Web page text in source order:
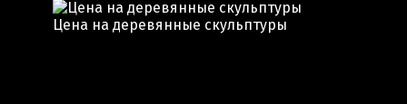
Цена на деревянные скульптуры